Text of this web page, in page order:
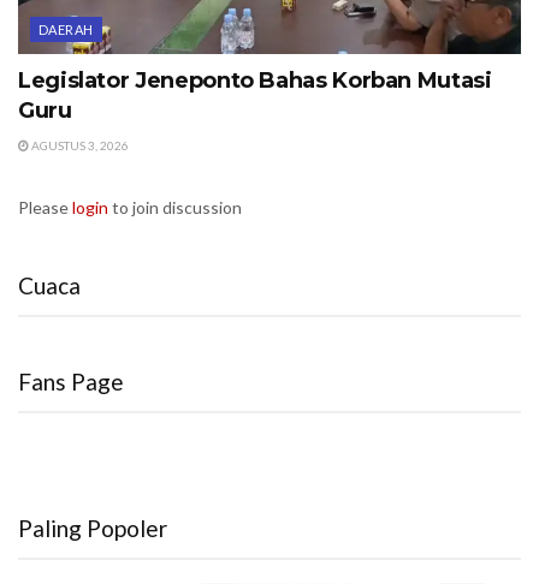
DAERAH
Legislator Jeneponto Bahas Korban Mutasi
Guru
AGUSTUS 3, 2026
Pleaselogin to join discussion
Cuaca
Fans Page
Paling Popoler